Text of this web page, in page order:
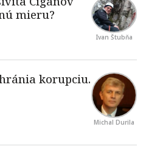
Ivan Štubňa
Michal Durila